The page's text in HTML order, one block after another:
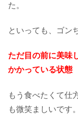
た。
といっても、ゴン
ただ目の前に美味
かかっている状態
もう食べたくて仕
も微笑ましいです。